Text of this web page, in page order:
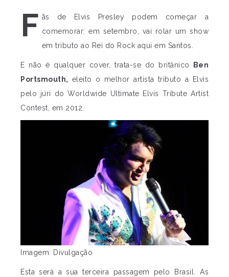
F ãs de Elvis Presley podem começar a
comemorar: em setembro, vai rolar um show
em tributo ao Rei do Rock aqui em Santos.
E não é qualquer cover, trata-se do britânico
Ben
Portsmouth, eleito o melhor artista tributo a Elvis
pelo júri do Worldwide Ultimate Elvis Tribute Artist
Contest, em 2012.
Imagem: Divulgação
Esta será a sua terceira passagem pelo Brasil. As